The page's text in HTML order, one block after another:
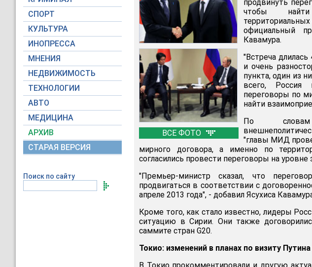
СПОРТ
КУЛЬТУРА
ИНОПРЕССА
МНЕНИЯ
НЕДВИЖИМОСТЬ
ТЕХНОЛОГИИ
АВТО
МЕДИЦИНА
АРХИВ
СТАРАЯ ВЕРСИЯ
Поиск по сайту
ВСЕ ФОТО
продвинуть
чтобы
официальный
Кавамура.
"Встреча
и очень
пункта, один из
всего, Россия
переговоры по
найти
По словам
"главы МИД
мирного договора, а именно по
согласились провести переговоры на уровне
"Премьер-министр сказал, что
продвигаться в соответствии с
апреле 2013 года", - добавил Ясухиса
Кроме того, как стало известно, лидеры
ситуацию в Сирии. Они также
саммите стран G20.
Токио: изменений в планах по визиту